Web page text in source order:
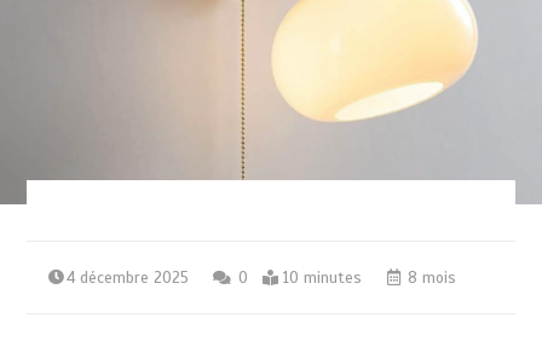
4 décembre 2025 0 10 minutes 8 mois